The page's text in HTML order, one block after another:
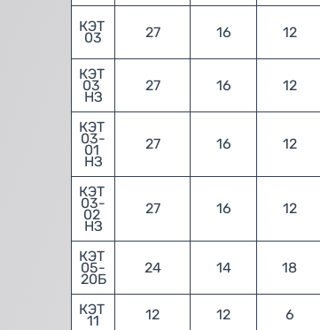
КЭТ
03 27 16 12
КЭТ
03
НЗ
27 16 12
КЭТ
03-
01
НЗ
27 16 12
КЭТ
03-
02
НЗ
27 16 12
КЭТ
05-
20Б
24 14 18
КЭТ
11 12 12 6